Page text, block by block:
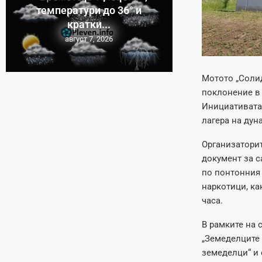
Мотото
поклонение в
лагера на
документ за
по понтонния
наркотици,
часа.
В рамките на
земеделци“ и
температури до 36° и
кратки...
август 7, 2026